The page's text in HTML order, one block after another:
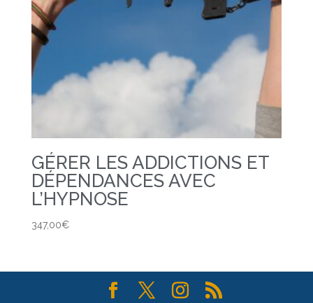
GÉRER LES ADDICTIONS ET
DÉPENDANCES AVEC
L’HYPNOSE
347,00€